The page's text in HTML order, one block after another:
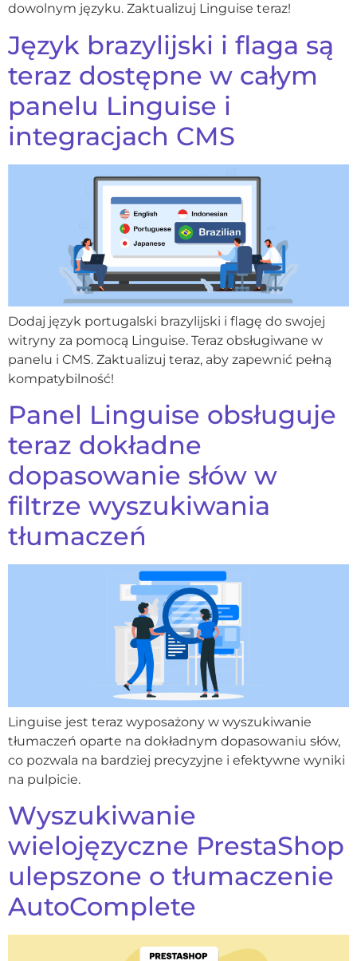
dowolnym języku. Zaktualizuj Linguise teraz!
Język brazylijski i flaga są
teraz dostępne w całym
panelu Linguise i
integracjach CMS
Dodaj język portugalski brazylijski i flagę do swojej
witryny za pomocą Linguise. Teraz obsługiwane w
panelu i CMS. Zaktualizuj teraz, aby zapewnić pełną
kompatybilność!
Panel Linguise obsługuje
teraz dokładne
dopasowanie słów w
filtrze wyszukiwania
tłumaczeń
Linguise jest teraz wyposażony w wyszukiwanie
tłumaczeń oparte na dokładnym dopasowaniu słów,
co pozwala na bardziej precyzyjne i efektywne wyniki
na pulpicie.
Wyszukiwanie
wielojęzyczne PrestaShop
ulepszone o tłumaczenie
AutoComplete